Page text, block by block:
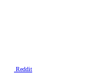
Reddit